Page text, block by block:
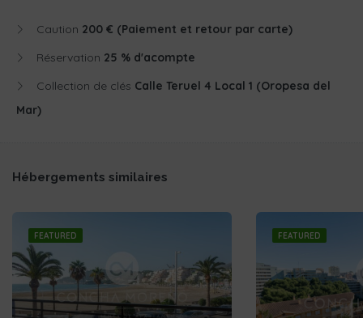
Caution 200 € (Paiement et retour par carte)
Réservation 25 % d'acompte
Collection de clés Calle Teruel 4 Local 1 (Oropesa del
Mar)
Hébergements similaires
FEATURED FEATURED